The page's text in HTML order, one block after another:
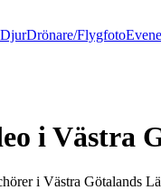
DjurDrönare/Flygfoto
iVästra
i Västra Götalands